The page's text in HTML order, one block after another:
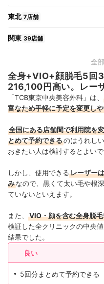
東北 7店舗
関東 39店舗
関西 14店舗
中国・四国 10店舗
12店舗
全
全身+VIO+顔脱毛5回
216,100円高い。レー
「TCB東京中央美容外科」は、
富なため手軽に予定を変更し
全国にある店舗間で利用院を
とめて予約できるのはうれし
おきたい人は検討するとよいで
しかし、使用できる レーザー
みなので、黒くて太い毛や根
ていないといえます。
また、 VIO・顔を含む全身脱
検証した全クリニックの中央
結果でした。
良い
5回分まとめて予約できる